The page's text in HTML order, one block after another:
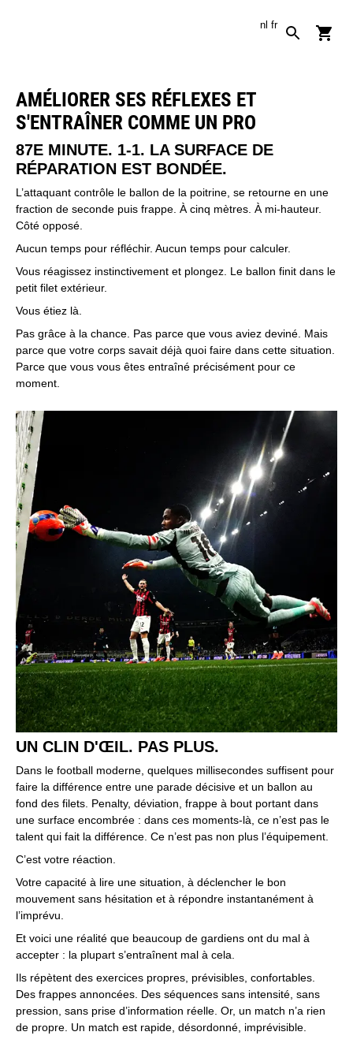
nl fr
AMÉLIORER SES RÉFLEXES ET
S'ENTRAÎNER COMME UN PRO
87E MINUTE. 1-1. LA SURFACE DE
RÉPARATION EST BONDÉE.
L’attaquant contrôle le ballon de la poitrine, se retourne en une
fraction de seconde puis frappe. À cinq mètres. À mi-hauteur.
Côté opposé.
Aucun temps pour réfléchir. Aucun temps pour calculer.
Vous réagissez instinctivement et plongez. Le ballon finit dans le
petit filet extérieur.
Vous étiez là.
Pas grâce à la chance. Pas parce que vous aviez deviné. Mais
parce que votre corps savait déjà quoi faire dans cette situation.
Parce que vous vous êtes entraîné précisément pour ce
moment.
UN CLIN D'ŒIL. PAS PLUS.
Dans le football moderne, quelques millisecondes suffisent pour
faire la différence entre une parade décisive et un ballon au
fond des filets. Penalty, déviation, frappe à bout portant dans
une surface encombrée : dans ces moments-là, ce n’est pas le
talent qui fait la différence. Ce n’est pas non plus l’équipement.
C’est votre réaction.
Votre capacité à lire une situation, à déclencher le bon
mouvement sans hésitation et à répondre instantanément à
l’imprévu.
Et voici une réalité que beaucoup de gardiens ont du mal à
accepter : la plupart s’entraînent mal à cela.
Ils répètent des exercices propres, prévisibles, confortables.
Des frappes annoncées. Des séquences sans intensité, sans
pression, sans prise d’information réelle. Or, un match n’a rien
de propre. Un match est rapide, désordonné, imprévisible.